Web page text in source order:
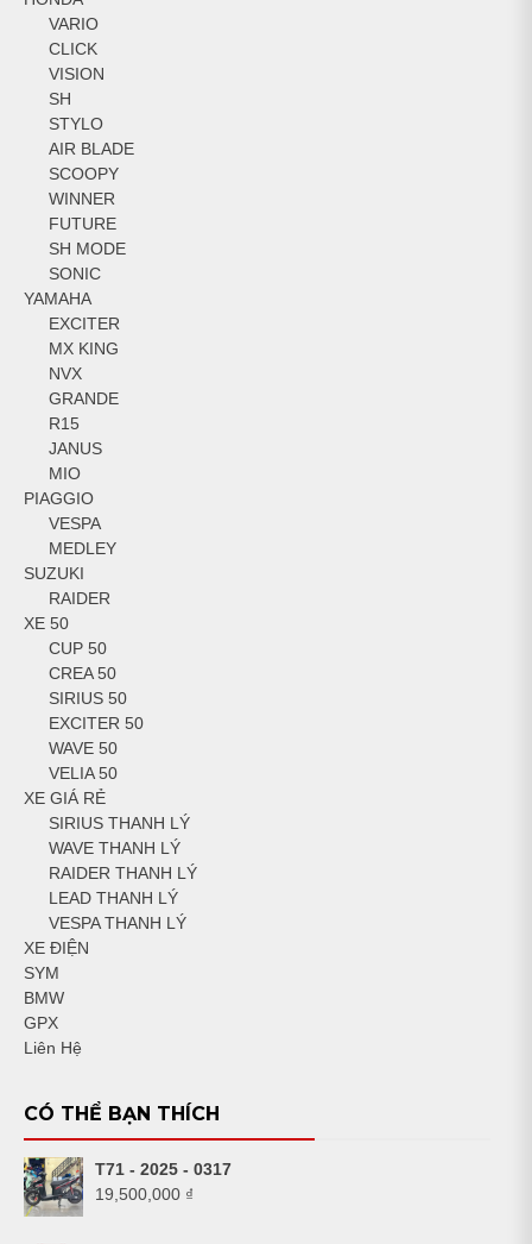
VARIO
CLICK
VISION
SH
STYLO
AIR BLADE
SCOOPY
WINNER
FUTURE
SH MODE
SONIC
YAMAHA
EXCITER
MX KING
NVX
GRANDE
R15
JANUS
MIO
PIAGGIO
VESPA
MEDLEY
SUZUKI
RAIDER
XE 50
CUP 50
CREA 50
SIRIUS 50
EXCITER 50
WAVE 50
VELIA 50
XE GIÁ RẺ
SIRIUS THANH LÝ
WAVE THANH LÝ
RAIDER THANH LÝ
LEAD THANH LÝ
VESPA THANH LÝ
XE ĐIỆN
SYM
BMW
GPX
Liên Hệ
CÓ THỂ BẠN THÍCH
T71 - 2025 - 0317
19,500,000 ₫